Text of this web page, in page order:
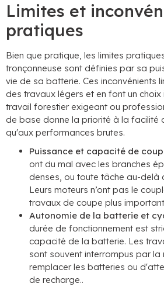
Limites et
pratiques
Bien que pratique, les limites
tronçonneuse sont définies par sa
vie de sa batterie. Ces inconvénients
des travaux légers et en font un
travail forestier exigeant ou
de base donne la priorité à la facilité
qu'aux performances brutes.
Puissance et capacité de
ont du mal avec les branches
denses, ou toute tâche au-delà
Leurs moteurs n’ont pas le
travaux de coupe plus
Autonomie de la batterie et
durée de fonctionnement est
capacité de la batterie. Les
sont souvent interrompus par la
remplacer les batteries ou
de recharge..